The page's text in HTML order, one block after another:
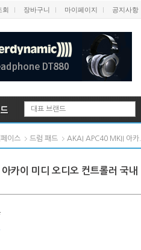
회 장바구니 마이페이지 공지사항
대표 브랜드
이스 드럼 패드 AKAI APC40 MKII 아카..
카이 미디 오디오 컨트롤러 국내